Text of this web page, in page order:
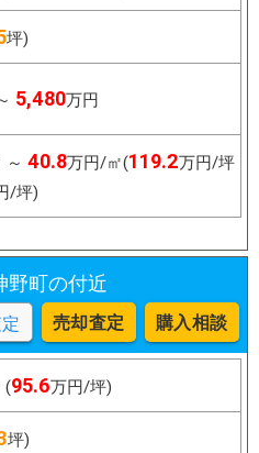
坪)
5,480万円
～ 40.8万円/㎡(119.2万円/坪
/坪)
野町の付近
売却査定 購入相談
(95.6万円/坪)
坪)